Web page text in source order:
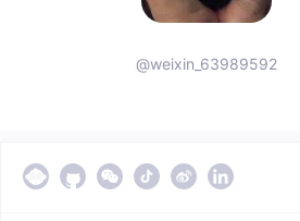
@weixin_63989592